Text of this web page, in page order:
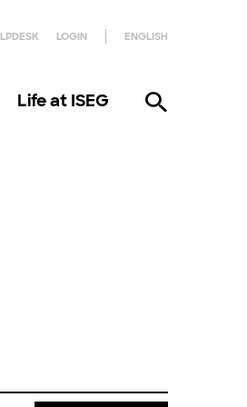
LOGIN ENGLISH
Life at ISEG